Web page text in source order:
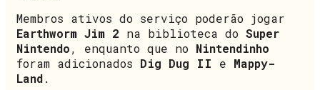
Membros ativos do serviço poderão jogar
Earthworm Jim 2 na biblioteca do Super
Nintendo, enquanto que no Nintendinho
foram adicionados Dig Dug II e Mappy-
Land.